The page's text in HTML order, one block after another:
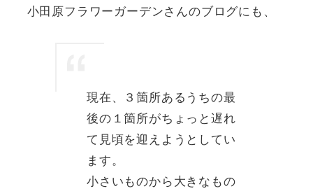
小田原フラワーガーデンさんのブログにも、
現在、３箇所あるうちの最
後の１箇所がちょっと遅れ
て見頃を迎えようとしてい
ます。
小さいものから大きなもの